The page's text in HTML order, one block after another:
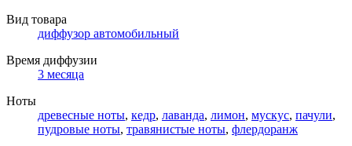
Вид товара
диффузор автомобильный
Время диффузии
3 месяца
Ноты
древесные ноты, кедр, лаванда, лимон, мускус, пачули,
пудровые ноты, травянистые ноты, флердоранж